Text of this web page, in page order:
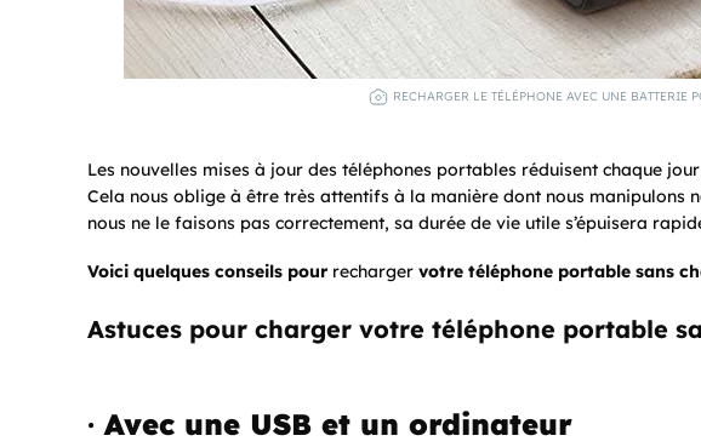
RECHARGER LE TÉLÉPHONE AVEC UNE BATTERIE
Les nouvelles mises à jour des téléphones portables réduisent chaque
Cela nous oblige à être très attentifs à la manière dont nous manipulons
nous ne le faisons pas correctement, sa durée de vie utile s’épuisera
Voici quelques conseils pour recharger votre téléphone portable sans
Astuces pour charger votre téléphone portable
· Avec une USB et un ordinateur